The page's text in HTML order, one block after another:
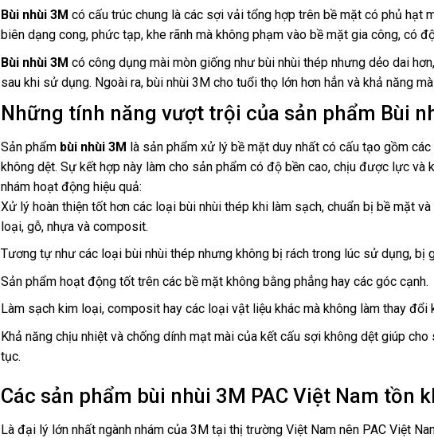
Bùi nhùi 3M có cấu trúc chung là các sợi vải tổng hợp trên bề mặt có phủ hạt
biên dạng cong, phức tạp, khe rãnh mà không phạm vào bề mặt gia công, có
Bùi nhùi 3M có công dụng mài mòn giống như bùi nhùi thép nhưng dẻo dai
sau khi sử dụng. Ngoài ra, bùi nhùi 3M cho tuổi thọ lớn hơn hẳn và khả năng
Những tính năng vượt trội của sản phẩm Bùi
Sản phẩm bùi nhùi 3M là sản phẩm xử lý bề mặt duy nhất có cấu tạo gồm
không dệt. Sự kết hợp này làm cho sản phẩm có độ bền cao, chịu được lực và
nhám hoạt động hiệu quả:
Xử lý hoàn thiện tốt hơn các loại bùi nhùi thép khi làm sạch, chuẩn bị bề mặt
loại, gỗ, nhựa và composit.
Tương tự như các loại bùi nhùi thép nhưng không bị rách trong lúc sử dụng, bị
Sản phẩm hoạt động tốt trên các bề mặt không bằng phẳng hay các góc cạnh.
Làm sạch kim loại, composit hay các loại vật liệu khác mà không làm thay
Khả năng chịu nhiệt và chống dính mạt mài của kết cấu sợi không dệt giúp
tục.
Các sản phẩm bùi nhùi 3M PAC Việt Nam tồn
Là đại lý lớn nhất ngành nhám của 3M tại thị trường Việt Nam nên PAC Việt